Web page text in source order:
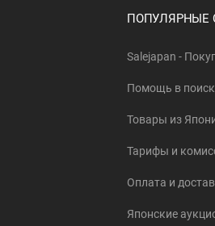
ПОПУЛЯРНЫЕ
Salejapan -
Помощь в
Товары из
Тарифы и
Оплата и
Японские